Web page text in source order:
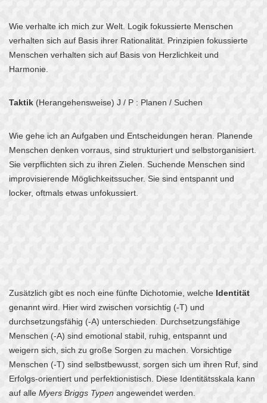
Wie verhalte ich mich zur Welt. Logik fokussierte Menschen
verhalten sich auf Basis ihrer Rationalität. Prinzipien fokussierte
Menschen verhalten sich auf Basis von Herzlichkeit und
Harmonie.
Taktik (Herangehensweise) J / P : Planen / Suchen
Wie gehe ich an Aufgaben und Entscheidungen heran. Planende
Menschen denken vorraus, sind strukturiert und selbstorganisiert.
Sie verpflichten sich zu ihren Zielen. Suchende Menschen sind
improvisierende Möglichkeitssucher. Sie sind entspannt und
locker, oftmals etwas unfokussiert.
Zusätzlich gibt es noch eine fünfte Dichotomie, welche Identität
genannt wird. Hier wird zwischen vorsichtig (-T) und
durchsetzungsfähig (-A) unterschieden. Durchsetzungsfähige
Menschen (-A) sind emotional stabil, ruhig, entspannt und
weigern sich, sich zu große Sorgen zu machen. Vorsichtige
Menschen (-T) sind selbstbewusst, sorgen sich um ihren Ruf, sind
Erfolgs-orientiert und perfektionistisch. Diese Identitätsskala kann
auf alle Myers Briggs Typen angewendet werden.